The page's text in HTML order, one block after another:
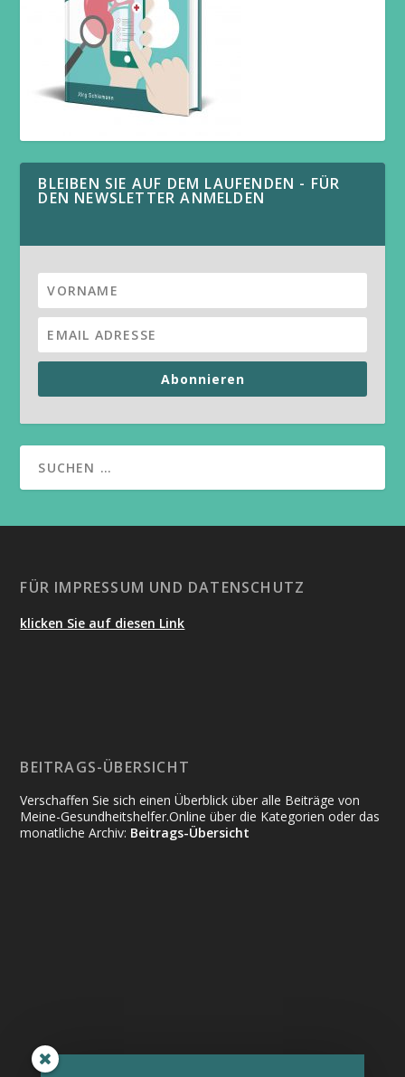
BLEIBEN SIE AUF DEM LAUFENDEN - FÜR
DEN NEWSLETTER ANMELDEN
Abonnieren
FÜR IMPRESSUM UND DATENSCHUTZ
klicken Sie auf diesen Link
BEITRAGS-ÜBERSICHT
Verschaffen Sie sich einen Überblick über alle Beiträge von
Meine-Gesundheitshelfer.Online über die Kategorien oder das
monatliche Archiv: Beitrags-Übersicht